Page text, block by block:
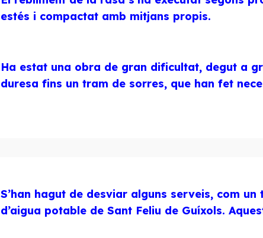
estés i compactat amb mitjans propis.
Ha estat una obra de gran dificultat, degut a
duresa fins un tram de sorres, que han fet
S’han hagut de desviar alguns serveis, com
d’aigua potable de Sant Feliu de Guíxols.